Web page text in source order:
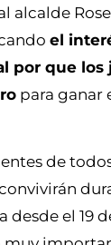
alcalde
el
por que los
para ganar
de
desde el 19